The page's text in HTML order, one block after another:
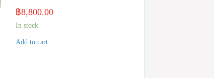
฿8,800.00
In stock
Add to cart